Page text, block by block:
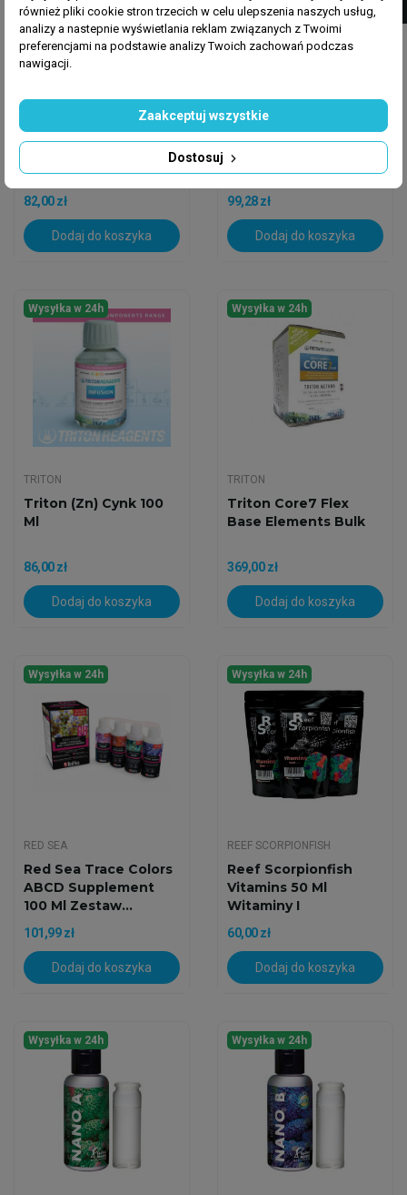
Triton Trace Base Cr
82,00 zł
Dodaj do koszyka
TRITON
Triton Trace Base B
Boron 1000 Ml
99,28 zł
Dodaj do koszyka
Wysyłka w 24h
TRITON
Triton (zn) Cynk 100
Ml
86,00 zł
Dodaj do koszyka
Wysyłka w 24h
TRITON
Triton Core7 Flex
Base Elements Bulk
369,00 zł
Dodaj do koszyka
Wysyłka w 24h
RED SEA
Red Sea Trace Colors
ABCD Supplement
100 Ml Zestaw...
101,99 zł
Dodaj do koszyka
Wysyłka w 24h
REEF SCORPIONFISH
Reef Scorpionfish
Vitamins 50 Ml
Witaminy I
Aminokwasy...
60,00 zł
Dodaj do koszyka
Wysyłka w 24h Wysyłka w 24h
również pliki cookie stron trzecich w celu ulepszenia naszych usług,
analizy a nastepnie wyświetlania reklam związanych z Twoimi
preferencjami na podstawie analizy Twoich zachowań podczas
nawigacji.
Dostosuj
Zaakceptuj wszystkie